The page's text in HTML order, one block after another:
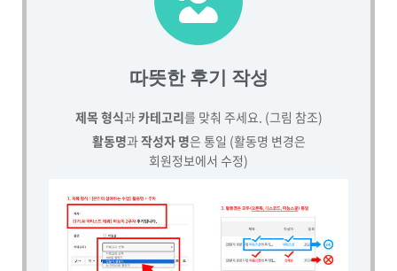
따뜻한 후기 작성
제목 형식과카테고리를 맞춰 주세요. (그림 참조)
활동명과작성자 명은 통일 (활동명 변경은
회원정보에서 수정)